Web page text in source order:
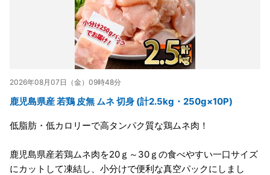
2026年08月07日（金）09時48分
鹿児島県産 若鶏 皮無 ムネ 切身 (計2.5kg・250g×10P)
低脂肪・低カロリーで高タンパク質な鶏ムネ肉！
鹿児島県産若鶏ムネ肉を20ｇ～30ｇの食べやすい一口サイズ
にカットして凍結し、小分けで便利な真空パックにしまし